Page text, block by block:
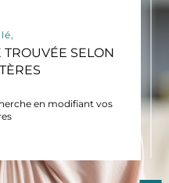
SELON
en modifiant vos